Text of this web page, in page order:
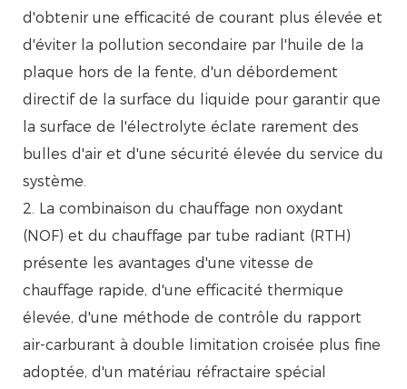
d'obtenir une efficacité de courant plus élevée et
d'éviter la pollution secondaire par l'huile de la
plaque hors de la fente, d'un débordement
directif de la surface du liquide pour garantir que
la surface de l'électrolyte éclate rarement des
bulles d'air et d'une sécurité élevée du service du
système.
2. La combinaison du chauffage non oxydant
(NOF) et du chauffage par tube radiant (RTH)
présente les avantages d'une vitesse de
chauffage rapide, d'une efficacité thermique
élevée, d'une méthode de contrôle du rapport
air-carburant à double limitation croisée plus fine
adoptée, d'un matériau réfractaire spécial